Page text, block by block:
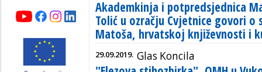
Akademkinja i potpredsjednica
Tolić u ozračju Cvjetnice govori o
Matoša, hrvatskoj književnosti i
29.09.2019. Glas Koncila